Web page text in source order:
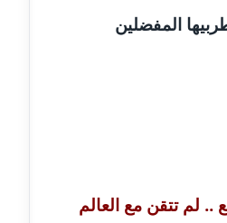
المفضلين
.. لم تتقن مع العالم